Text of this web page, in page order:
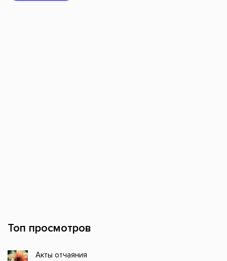
Топ просмотров
Акты отчаяния